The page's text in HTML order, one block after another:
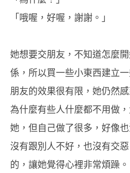
「哦喔，好喔，謝謝。」
她想要交朋友，不知道怎麼
係，所以買一些小東西建立
朋友的效果很有限，她仍然
為什麼有些人什麼都不用做
她，但自己做了很多，好像
沒有跟別人不好，也沒有交
的，讓她覺得心裡非常煩躁。